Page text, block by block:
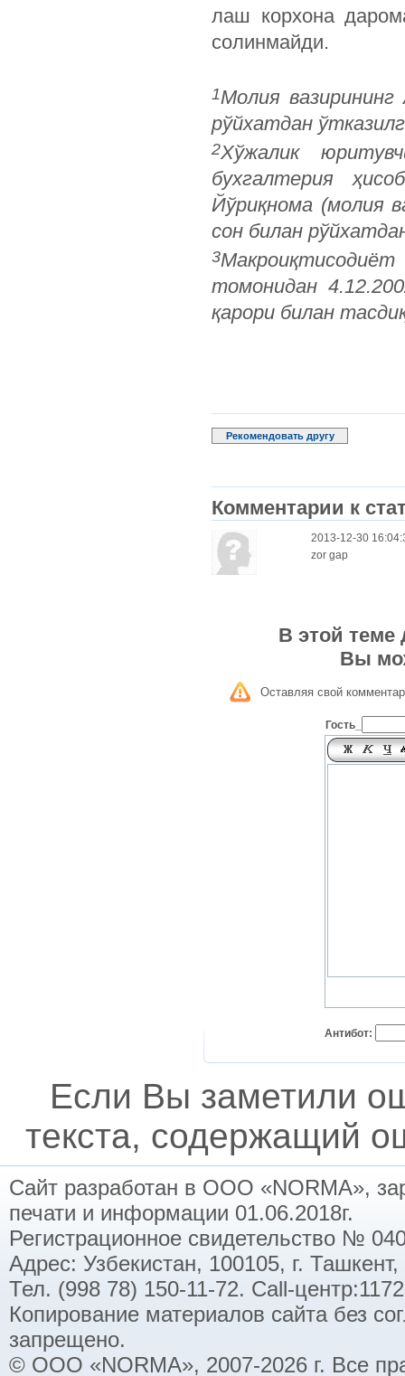
лаш корхона
солинмайди.
1Молия
рўйхатдан
2Хўжалик
бухгалтерия
Йўриқнома (молия
сон билан
3
томонидан
қарори билан
Рекомендовать другу
Комментарии к
2013-12-30
zor gap
В этой теме
Вы
Оставляя свой
Гость_
Антибот:
Если Вы заметили
текста, содержащий
Сайт разработан в ООО «NORMA»,
печати и информации 01.06.2018г.
Регистрационное свидетельство №
Адрес: Узбекистан, 100105, г.
Тел. (998 78) 150-11-72. Call-
Копирование материалов сайта без
запрещено.
© ООО «NORMA», 2007-2026 г. Все